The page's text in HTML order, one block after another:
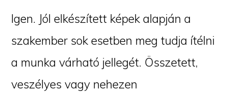
Igen. Jól elkészített képek alapján a
szakember sok esetben meg tudja ítélni
a munka várható jellegét. Összetett,
veszélyes vagy nehezen